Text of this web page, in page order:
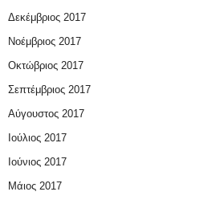
Δεκέμβριος 2017
Νοέμβριος 2017
Οκτώβριος 2017
Σεπτέμβριος 2017
Αύγουστος 2017
Ιούλιος 2017
Ιούνιος 2017
Μάιος 2017